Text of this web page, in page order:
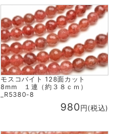
モスコバイト 128面カット
8mm １連（約３８ｃｍ）
_R5380-8
980円(税込)